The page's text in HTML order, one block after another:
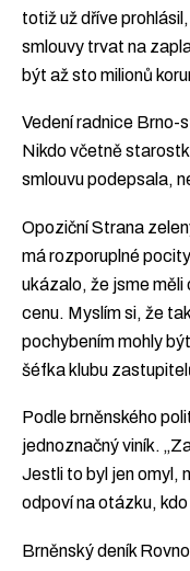
totiž už dříve
smlouvy trvat na
být až sto milionů
Vedení radnice Brno-
Nikdo včetně
smlouvu podepsala,
Opoziční Strana
má rozporuplné
ukázalo, že jsme měli
cenu. Myslím si, že
pochybením mohly
šéfka klubu
Podle brněnského
jednoznačný viník.
Jestli to byl jen omyl,
odpoví na otázku,
Brněnský deník